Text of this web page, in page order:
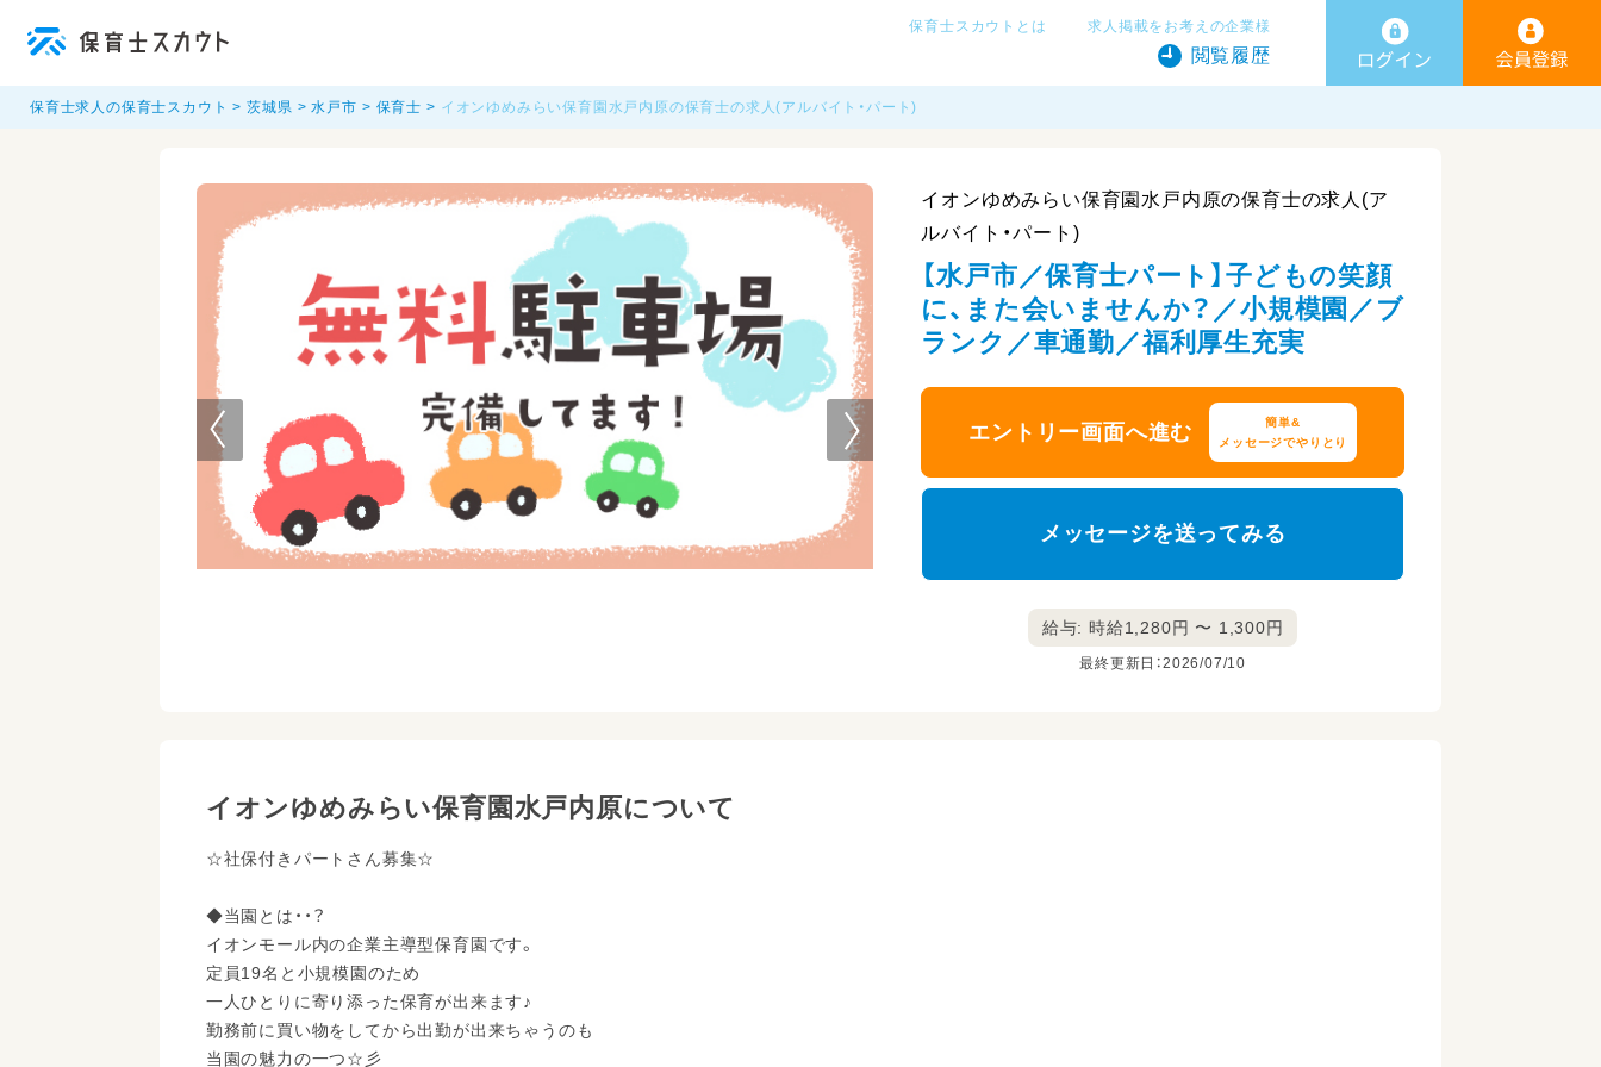
保育士スカウトとは 求人掲載をお考えの企業様
閲覧履歴
保育士求人の保育士スカウト 茨城県 水戸市 保育士 イオンゆめみらい保育園水戸内原の保育士の求人(アルバイト・パート)
イオンゆめみらい保育園水戸内原の保育士の求人(ア
ルバイト・パート)
【水戸市／保育士パート】子どもの笑顔
に、また会いませんか？／小規模園／ブ
ランク／車通勤／福利厚生充実
エントリー画面へ進む
簡単&
メッセージでやりとり
メッセージを送ってみる
給与: 時給1,280円 〜 1,300円
最終更新日：2026/07/10
イオンゆめみらい保育園水戸内原について
☆社保付きパートさん募集☆
◆当園とは・・？
イオンモール内の企業主導型保育園です。
定員19名と小規模園のため
一人ひとりに寄り添った保育が出来ます♪
勤務前に買い物をしてから出勤が出来ちゃうのも
当園の魅力の一つ☆彡